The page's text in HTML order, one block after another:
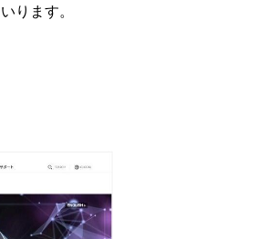
ります。